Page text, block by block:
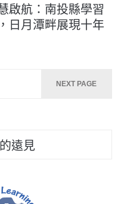
啟航：南投縣學習
日月潭畔展現十年
NEXT PAGE
遠見